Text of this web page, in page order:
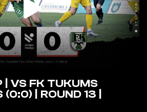
| VS FK TUKUMS
| ROUND 13 |